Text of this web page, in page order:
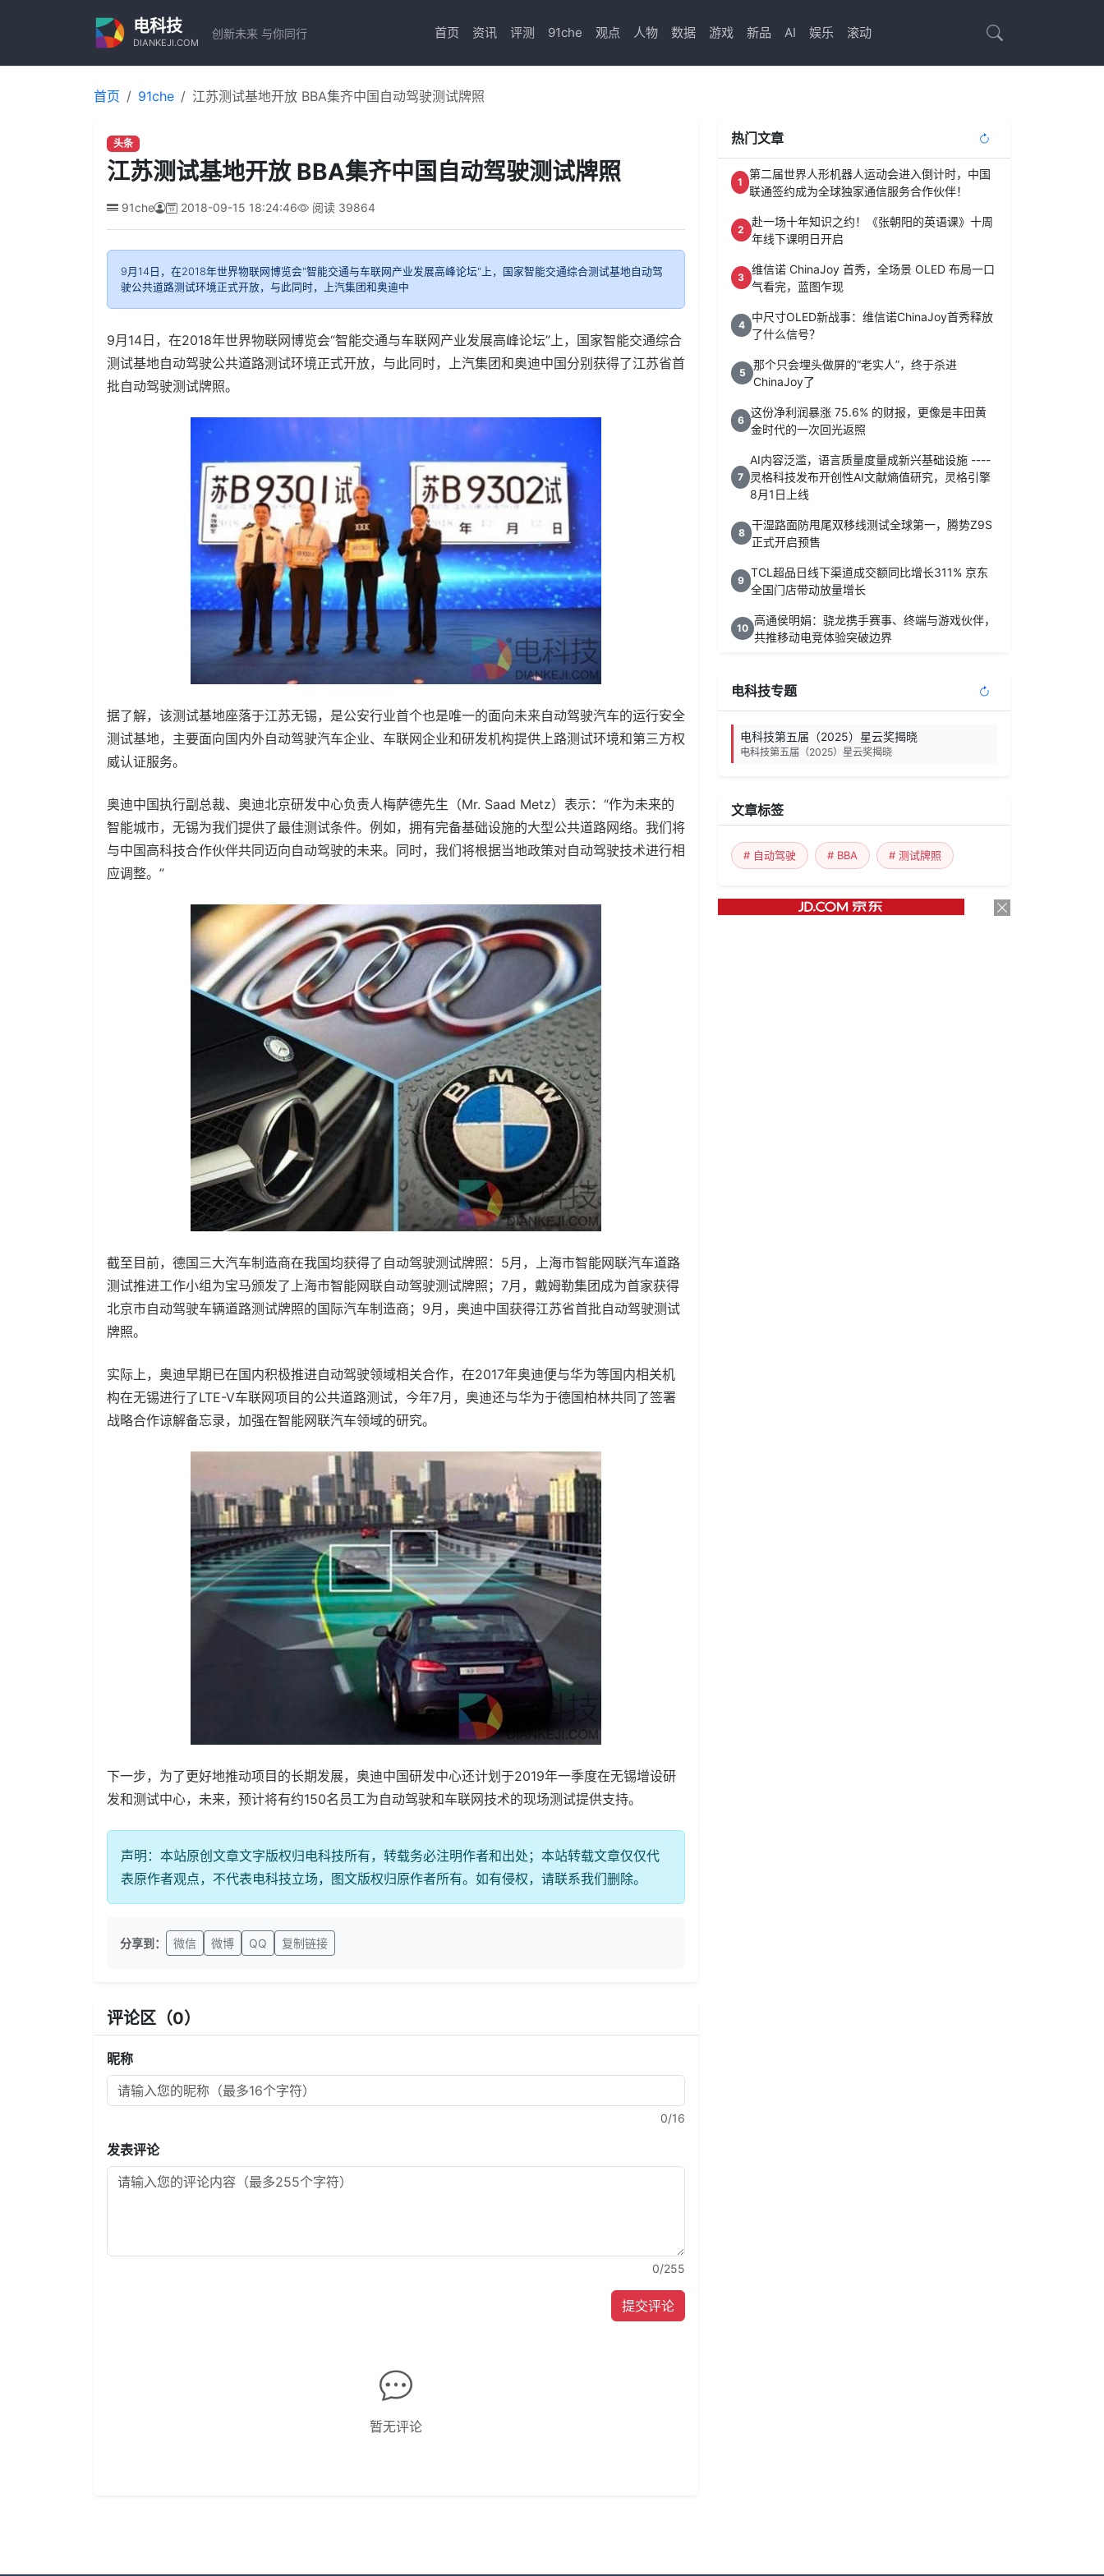
电科技
DIANKEJI.COM
创新未来 与你同行 首页 资讯 评测 91che 观点 人物 数据 游戏 新品 AI 娱乐 滚动
首页 91che 江苏测试基地开放 BBA集齐中国自动驾驶测试牌照
头条
江苏测试基地开放 BBA集齐中国自动驾驶测试牌照
91che 2018-09-15 18:24:46 阅读 39864
9月14日，在2018年世界物联网博览会"智能交通与车联网产业发展高峰论坛"上，国家智能交通综合测试基地自动驾
驶公共道路测试环境正式开放，与此同时，上汽集团和奥迪中
9月14日，在2018年世界物联网博览会“智能交通与车联网产业发展高峰论坛”上，国家智能交通综合
测试基地自动驾驶公共道路测试环境正式开放，与此同时，上汽集团和奥迪中国分别获得了江苏省首
批自动驾驶测试牌照。
据了解，该测试基地座落于江苏无锡，是公安行业首个也是唯一的面向未来自动驾驶汽车的运行安全
测试基地，主要面向国内外自动驾驶汽车企业、车联网企业和研发机构提供上路测试环境和第三方权
威认证服务。
奥迪中国执行副总裁、奥迪北京研发中心负责人梅萨德先生（Mr. Saad Metz）表示：“作为未来的
智能城市，无锡为我们提供了最佳测试条件。例如，拥有完备基础设施的大型公共道路网络。我们将
与中国高科技合作伙伴共同迈向自动驾驶的未来。同时，我们将根据当地政策对自动驾驶技术进行相
应调整。”
截至目前，德国三大汽车制造商在我国均获得了自动驾驶测试牌照：5月，上海市智能网联汽车道路
测试推进工作小组为宝马颁发了上海市智能网联自动驾驶测试牌照；7月，戴姆勒集团成为首家获得
北京市自动驾驶车辆道路测试牌照的国际汽车制造商；9月，奥迪中国获得江苏省首批自动驾驶测试
牌照。
实际上，奥迪早期已在国内积极推进自动驾驶领域相关合作，在2017年奥迪便与华为等国内相关机
构在无锡进行了LTE-V车联网项目的公共道路测试，今年7月，奥迪还与华为于德国柏林共同了签署
战略合作谅解备忘录，加强在智能网联汽车领域的研究。
下一步，为了更好地推动项目的长期发展，奥迪中国研发中心还计划于2019年一季度在无锡增设研
发和测试中心，未来，预计将有约150名员工为自动驾驶和车联网技术的现场测试提供支持。
声明：本站原创文章文字版权归电科技所有，转载务必注明作者和出处；本站转载文章仅仅代
表原作者观点，不代表电科技立场，图文版权归原作者所有。如有侵权，请联系我们删除。
分享到： 微信 微博 QQ 复制链接
评论区（0）
昵称
0/16
发表评论
0/255
提交评论
暂无评论
热门文章
1
第二届世界人形机器人运动会进入倒计时，中国
联通签约成为全球独家通信服务合作伙伴！
2
赴一场十年知识之约！《张朝阳的英语课》十周
年线下课明日开启
3
维信诺 ChinaJoy 首秀，全场景 OLED 布局一口
气看完，蓝图乍现
4
中尺寸OLED新战事：维信诺ChinaJoy首秀释放
了什么信号？
5
那个只会埋头做屏的“老实人”，终于杀进
ChinaJoy了
6
这份净利润暴涨 75.6% 的财报，更像是丰田黄
金时代的一次回光返照
7
AI内容泛滥，语言质量度量成新兴基础设施 ----
灵格科技发布开创性AI文献熵值研究，灵格引擎
8月1日上线
8
干湿路面防甩尾双移线测试全球第一，腾势Z9S
正式开启预售
9
TCL超品日线下渠道成交额同比增长311% 京东
全国门店带动放量增长
10
高通侯明娟：骁龙携手赛事、终端与游戏伙伴，
共推移动电竞体验突破边界
电科技专题
电科技第五届（2025）星云奖揭晓
电科技第五届（2025）星云奖揭晓
文章标签
# 自动驾驶 # BBA # 测试牌照